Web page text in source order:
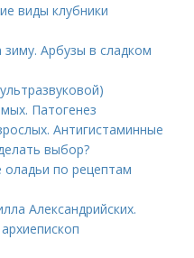
виды клубники
зиму. Арбузы в сладком
Патогенез
Антигистаминные
выбор?
по рецептам
Александрийских.